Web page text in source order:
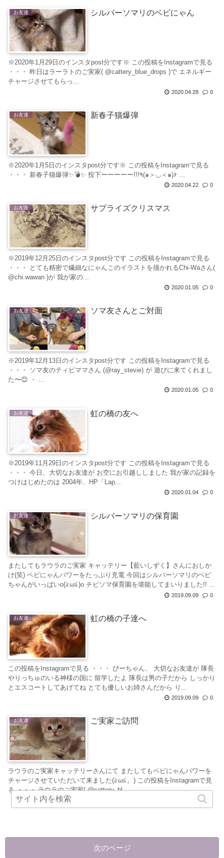
お友達 シルバーソマリのベビにゃん
※2020年1月29日のインスタpost分です※ この投稿をInstagramで見る
・・・ 昨日はラーラトのご実家( @cattery_blue_drops )で エネルギー
チャージさせてもらっ...
2020.04.28 0
お友達 新春子猫爆弾
※2020年1月5日のインスタpost分です※ この投稿をInstagramで見る
・・・ 新春子猫爆弾✨💣✨ 投下ーーーーー!!!٩(๑＞◡＜๑)۶ ...
2020.04.22 0
お友達 サプライズクリスマス
※2019年12月25日のインスタpost分です この投稿をInstagramで見る
・・・ とても精密で繊細なにゃんこのイラストを描かれるChi-Waさん(
@chi.wawan )が 我が家の...
2020.01.05 0
お友達 ソマ友さんとご対面
※2019年12月13日のインスタpost分です この投稿をInstagramで見る
・・・ ソマ友のティビママさん (@ray_stevie) が 遊びに来てくれまし
た〜😊 ・ ...
2020.01.05 0
お友達 虹の橋の友へ
※2019年11月29日のインスタpost分です この投稿をInstagramで見る
・・・ 今日、大切なお友達が お空にお引越ししました 我が家の記録を
つけはじめたのは 2004年、HP「Lap...
2020.01.04 0
お友達 シルバーソマリの保育園
またしてもラウラのご実家 キャッテリー【藍いしずく】さんにおしか
け(笑) ベビにゃんパワーをたっぷり充電 今回はシルバーソマリのベビ
ちゃんがいっぱいo(≧ω≦)o チビソマ保育園を堪能してまいりました!! ...
2019.09.09 0
お友達 虹の橋の子達へ
この投稿をInstagramで見る ・・・ ぴーちゃん、 大切なお友達が 隊長
やりっちゅのいる神様の国に 留学したよ 隊長は男の子だから しっかり
とエスコートしてあげてね とても優しいお姉さんだから り...
2019.09.09 0
お友達 ご実家ご訪問
ラウラのご実家キャッテリーさんにて またしてもベビにゃんパワーを
チャージさせていただいて来ました(≧ω≦。) この投稿をInstagramで見
る ・・・ ラウラのご実家( @cattery_bl...
2019.09.07
次のページ